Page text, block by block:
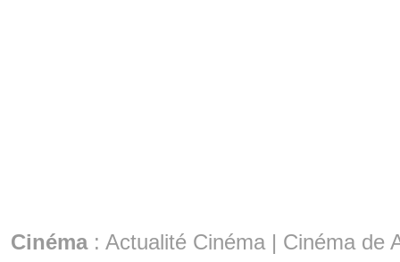
Cinéma: Actualité Cinéma | Cinéma de